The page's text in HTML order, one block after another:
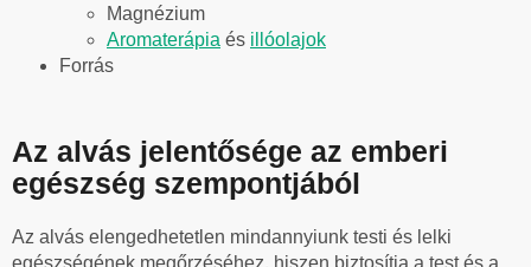
Magnézium
Aromaterápia és illóolajok
Forrás
Az alvás jelentősége az emberi
egészség szempontjából
Az alvás elengedhetetlen mindannyiunk testi és lelki
egészségének megőrzéséhez, hiszen biztosítja a test és a